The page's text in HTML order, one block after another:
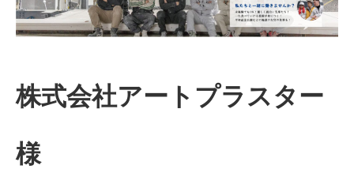
株式会社アートプラスター
様